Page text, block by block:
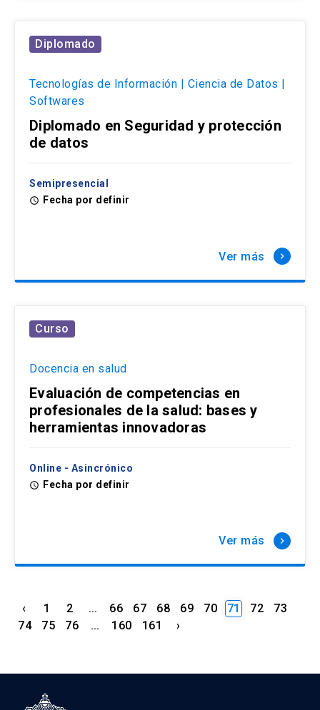
Diplomado
Tecnologías de Información | Ciencia de Datos |
Softwares
Diplomado en Seguridad y protección
de datos
Semipresencial
access_time Fecha por definir
Ver más keyboard_arrow_right
Curso
Docencia en salud
Evaluación de competencias en
profesionales de la salud: bases y
herramientas innovadoras
Online - Asincrónico
access_time Fecha por definir
Ver más keyboard_arrow_right
‹ 1 2 ... 66 67 68 69 70 71 72
73
74
75 76 ... 160 161 ›